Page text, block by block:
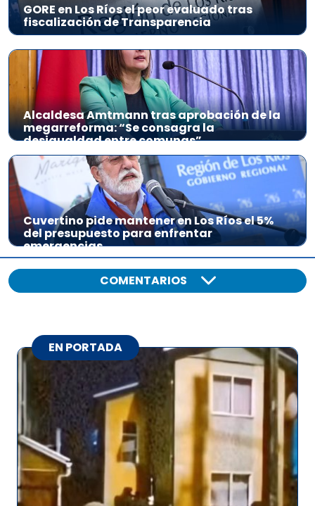
GORE en Los Ríos el peor evaluado tras
fiscalización de Transparencia
Alcaldesa Amtmann tras aprobación de la
megarreforma: “Se consagra la
desigualdad entre comunas”
Cuvertino pide mantener en Los Ríos el 5%
del presupuesto para enfrentar
emergencias
COMENTARIOS
EN PORTADA